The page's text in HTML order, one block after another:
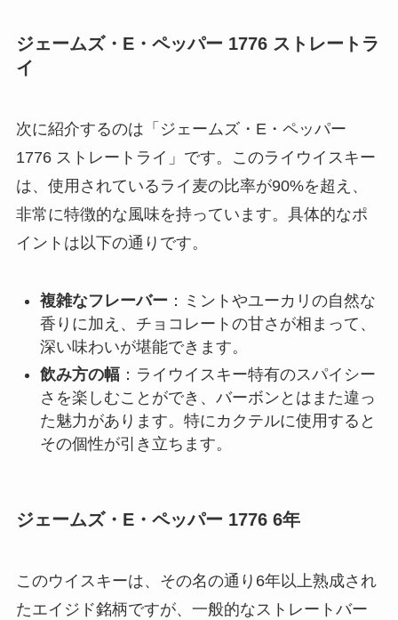
ジェームズ・E・ペッパー 1776 ストレートラ
イ
次に紹介するのは「ジェームズ・E・ペッパー
1776 ストレートライ」です。このライウイスキー
は、使用されているライ麦の比率が90%を超え、
非常に特徴的な風味を持っています。具体的なポ
イントは以下の通りです。
複雑なフレーバー ：ミントやユーカリの自然な
香りに加え、チョコレートの甘さが相まって、
深い味わいが堪能できます。
飲み方の幅：ライウイスキー特有のスパイシー
さを楽しむことができ、バーボンとはまた違っ
た魅力があります。特にカクテルに使用すると
その個性が引き立ちます。
ジェームズ・E・ペッパー 1776 6年
このウイスキーは、その名の通り6年以上熟成され
たエイジド銘柄ですが、一般的なストレートバー